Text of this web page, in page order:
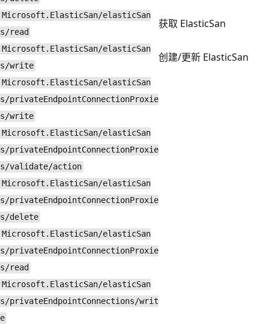
Microsoft.ElasticSan/elasticSan
s/read
获取 ElasticSan
Microsoft.ElasticSan/elasticSan
s/write
创建/更新 ElasticSan
Microsoft.ElasticSan/elasticSan
s/privateEndpointConnectionProxie
s/write
Microsoft.ElasticSan/elasticSan
s/privateEndpointConnectionProxie
s/validate/action
Microsoft.ElasticSan/elasticSan
s/privateEndpointConnectionProxie
s/delete
Microsoft.ElasticSan/elasticSan
s/privateEndpointConnectionProxie
s/read
Microsoft.ElasticSan/elasticSan
s/privateEndpointConnections/writ
e